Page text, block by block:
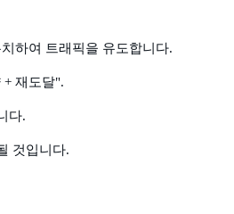
하여 트래픽을 유도합니다.
+ 재도달".
다.
것입니다.